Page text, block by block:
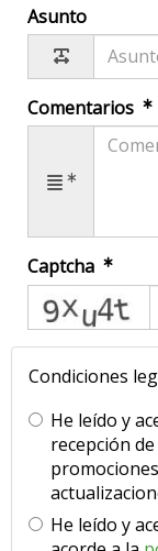
Asunto
Comentarios
Captcha
Condiciones
He leído y
recepción
He leído y